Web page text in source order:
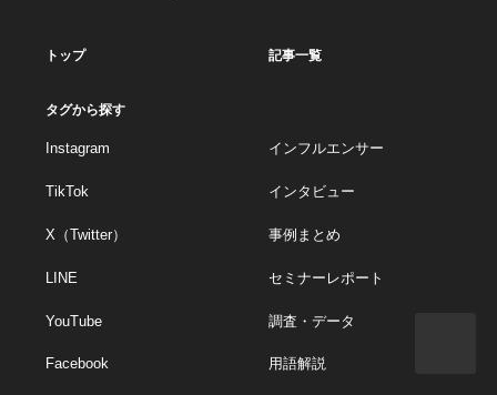
トップ 記事一覧
タグから探す
Instagram
TikTok
X（Twitter）
LINE
YouTube
Facebook
インフルエンサー
インタビュー
事例まとめ
セミナーレポート
調査・データ
用語解説